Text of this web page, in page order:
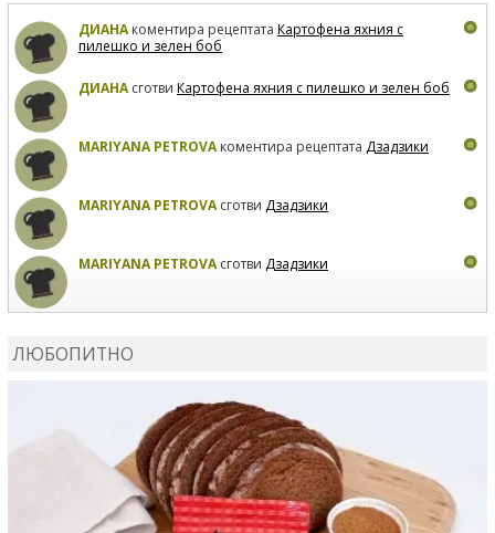
ДИАНАкоментира рецептата Картофена яхния с
пилешко и зелен боб
ДИАНАсготви Картофена яхния с пилешко и зелен боб
MARIYANA PETROVAкоментира рецептата Дзадзики
MARIYANA PETROVAсготви Дзадзики
MARIYANA PETROVAсготви Дзадзики
ЛЮБОПИТНО